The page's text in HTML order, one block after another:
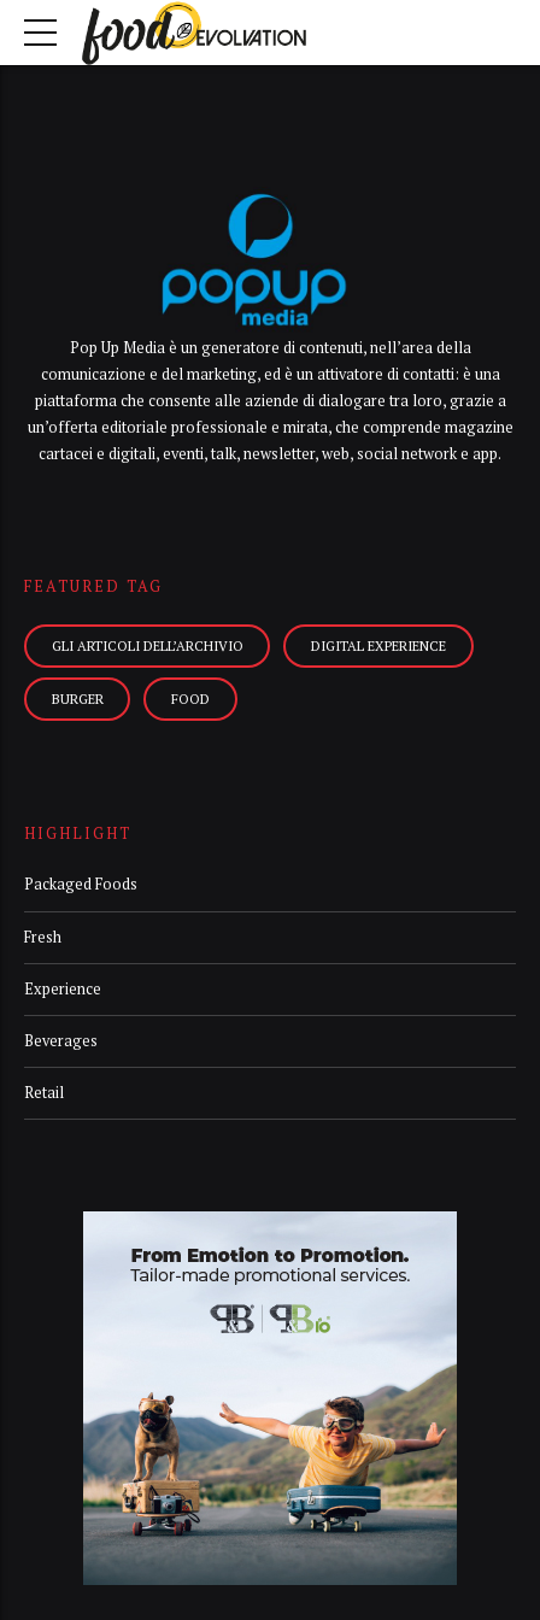
Pop Up Media è un generatore di contenuti, nell’area della
comunicazione e del marketing, ed è un attivatore di contatti: è una
piattaforma che consente alle aziende di dialogare tra loro, grazie a
un’offerta editoriale professionale e mirata, che comprende magazine
cartacei e digitali, eventi, talk, newsletter, web, social network e app.
FEATURED TAG
GLI ARTICOLI DELL’ARCHIVIO DIGITAL EXPERIENCE
BURGER FOOD
HIGHLIGHT
Packaged Foods
Fresh
Experience
Beverages
Retail